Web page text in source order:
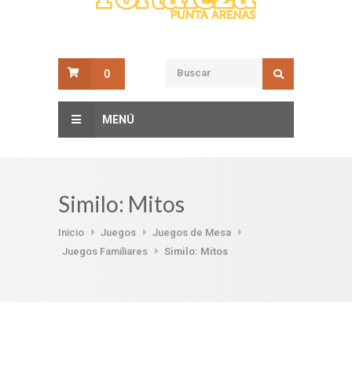
0
MENÚ
Similo: Mitos
Inicio Juegos
Juegos de Mesa
Juegos Familiares
Similo: Mitos